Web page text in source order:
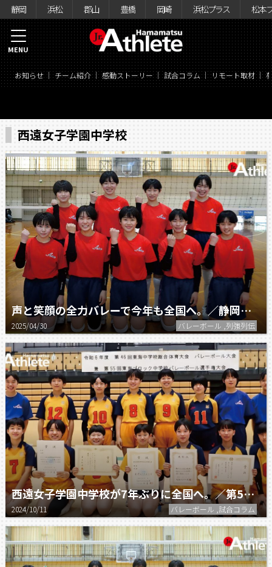
静岡 浜松 郡山 豊橋 岡崎 浜松プラス 松本
お知らせ チーム紹介 感動ストーリー 試合コラム リモート取材
MENU
西遠女子学園中学校
声と笑顔の全力バレーで今年も全国へ。／静岡県西遠女子学園中学校バレーボール部
2025/04/30 バレーボール ,列強列伝
西遠女子学園中学校が7年ぶりに全国へ。／第54回全日本中学校バレーボール選手権大会
2024/10/11 バレーボール ,試合コラム